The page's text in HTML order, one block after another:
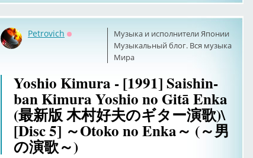
Музыка и исполнители Японии
Музыкальный блог. Вся музыка
Мира
Petrovich
Yoshio Kimura - [1991] Saishin-
ban Kimura Yoshio no Gitā Enka
(最新版 木村好夫のギター演歌)\
[Disc 5] ～Otoko no Enka～ (～男
の演歌～)